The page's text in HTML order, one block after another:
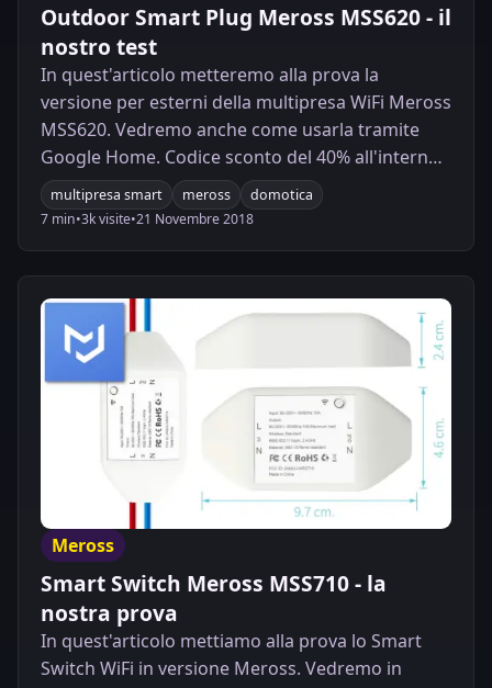
Outdoor Smart Plug Meross MSS620 - il
nostro test
In quest'articolo metteremo alla prova la
versione per esterni della multipresa WiFi Meross
MSS620. Vedremo anche come usarla tramite
Google Home. Codice sconto del 40% all'interno
dell'articolo.
multipresa smart meross
domotica
7 min•3k visite•21 Novembre 2018
Meross
Smart Switch Meross MSS710 - la
nostra prova
In quest'articolo mettiamo alla prova lo Smart
Switch WiFi in versione Meross. Vedremo in